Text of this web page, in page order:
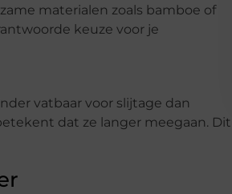
materialen zoals bamboe of
keuze voor je
vatbaar voor slijtage dan
dat ze langer meegaan. Dit